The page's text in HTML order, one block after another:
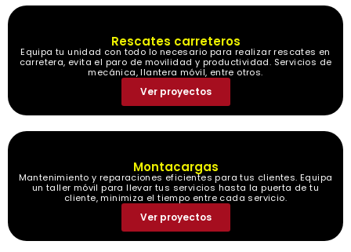
Rescates carreteros
Equipa tu unidad con todo lo necesario para realizar rescates en
carretera, evita el paro de movilidad y productividad. Servicios de
mecánica, llantera móvil, entre otros.
Ver proyectos
Montacargas
Mantenimiento y reparaciones eficientes para tus clientes. Equipa
un taller móvil para llevar tus servicios hasta la puerta de tu
cliente, minimiza el tiempo entre cada servicio.
Ver proyectos